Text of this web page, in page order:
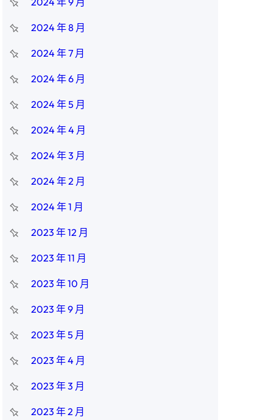
2024 年 8 月
2024 年 7 月
2024 年 6 月
2024 年 5 月
2024 年 4 月
2024 年 3 月
2024 年 2 月
2024 年 1 月
2023 年 12 月
2023 年 11 月
2023 年 10 月
2023 年 9 月
2023 年 5 月
2023 年 4 月
2023 年 3 月
2023 年 2 月